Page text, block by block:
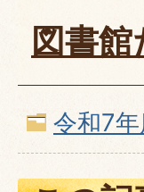
図書館
令和7